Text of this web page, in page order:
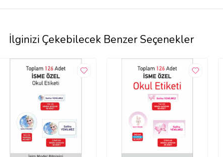
İlginizi Çekebilecek Benzer Seçenekler